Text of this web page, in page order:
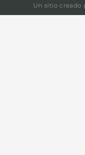
Un sitio creado